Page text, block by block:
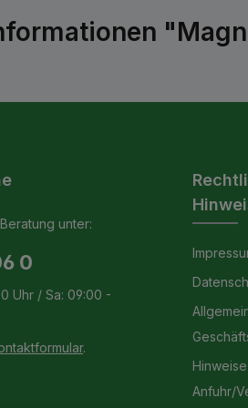
unter:
0
Uhr / Sa: 09:00 -
.
Anfuhr/